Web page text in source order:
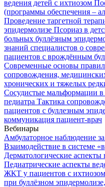
ведения детей с ихтиозом
(программы обеспечения –
Проведение таргетной
эпидермолизе Псориаз в
больных буллёзным
знаний специалистов о
пациентов с врождённым
Современные основы правил
сопровождения,
хронических и тяжелых
Сосудистые мальформации в
педиатра Тактика
пациентов с буллезным
коммуникация пациент-врач
Вебинары
Амбулаторное наблюдение
Взаимодействие в системе
Дерматологические
Педиатрические аспекты
ЖКТ у пациентов с ихтиозом
при буллёзном